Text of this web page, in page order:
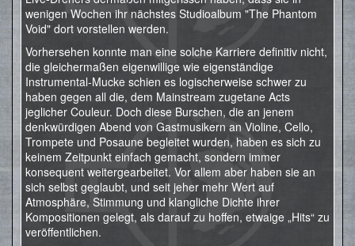
wenigen Wochen ihr nächstes Studioalbum "The Phantom
Void" dort vorstellen werden.
Vorhersehen konnte man eine solche Karriere definitiv nicht,
die gleichermaßen eigenwillige wie eigenständige
Instrumental-Mucke schien es logischerweise schwer zu
haben gegen all die, dem Mainstream zugetane Acts
jeglicher Couleur. Doch diese Burschen, die an jenem
denkwürdigen Abend von Gastmusikern an Violine, Cello,
Trompete und Posaune begleitet wurden, haben es sich zu
keinem Zeitpunkt einfach gemacht, sondern immer
konsequent weitergearbeitet. Vor allem aber haben sie an
sich selbst geglaubt, und seit jeher mehr Wert auf
Atmosphäre, Stimmung und klangliche Dichte ihrer
Kompositionen gelegt, als darauf zu hoffen, etwaige „Hits“ zu
veröffentlichen.